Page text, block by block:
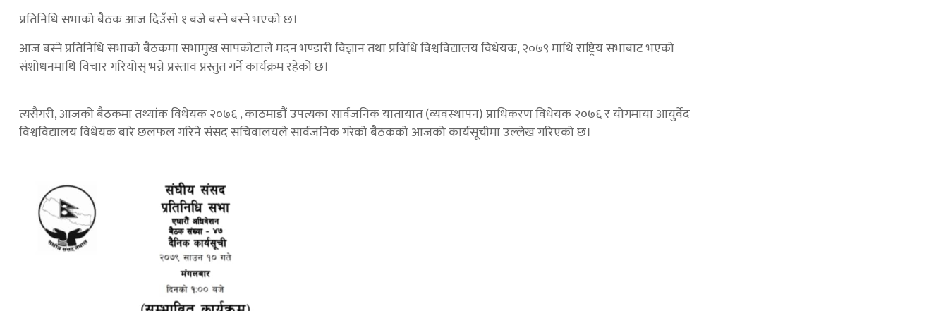
प्रतिनिधि सभाको बैठक आज दिउँसो १ बजे बस्ने बस्ने भएको छ।
आज बस्ने प्रतिनिधि सभाको बैठकमा सभामुख सापकोटाले मदन भण्डारी विज्ञान तथा प्रविधि विश्वविद्यालय विधेयक, २०७९ माथि राष्ट्रिय सभाबाट भएको
संशोधनमाथि विचार गरियोस् भन्ने प्रस्ताव प्रस्तुत गर्ने कार्यक्रम रहेको छ।
त्यसैगरी, आजको बैठकमा तथ्यांक विधेयक २०७६ , काठमाडौं उपत्यका सार्वजनिक यातायात (व्यवस्थापन) प्राधिकरण विधेयक २०७६ र योगमाया आयुर्वेद
विश्वविद्यालय विधेयक बारे छलफल गरिने संसद सचिवालयले सार्वजनिक गरेको बैठकको आजको कार्यसूचीमा उल्लेख गरिएको छ।